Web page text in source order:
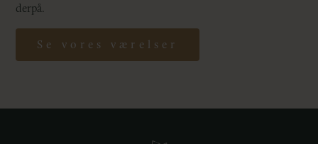
derpå.
Se vores værelser